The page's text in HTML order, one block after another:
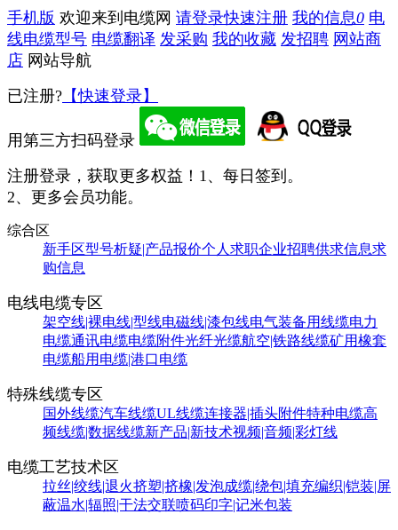
手机版 欢迎来到电缆网 请登录快速注册 我的信息0 电
线电缆型号 电缆翻译 发采购 我的收藏 发招聘 网站商
店 网站导航
已注册? 【快速登录】
用第三方扫码登录
注册登录，获取更多权益！ 1、每日签到。
2、更多会员功能。
综合区
新手区型号析疑|产品报价个人求职企业招聘供求信息求
购信息
电线电缆专区
架空线|裸电线|型线电磁线|漆包线电气装备用线缆电力
电缆通讯电缆电缆附件光纤光缆航空|铁路线缆矿用橡套
电缆船用电缆|港口电缆
特殊线缆专区
国外线缆汽车线缆UL线缆连接器|插头附件特种电缆高
频线缆|数据线缆新产品|新技术视频|音频|彩灯线
电缆工艺技术区
拉丝|绞线|退火挤塑|挤橡|发泡成缆|绕包|填充编织|铠装|屏
蔽温水|辐照|干法交联喷码印字|记米包装